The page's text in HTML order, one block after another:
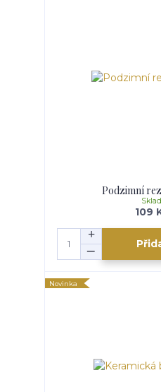
Podzimní
109
Novinka